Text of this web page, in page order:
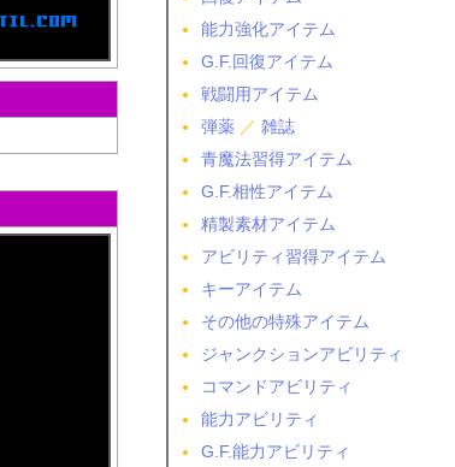
能力強化アイテム
G.F.回復アイテム
戦闘用アイテム
弾薬 ／ 雑誌
青魔法習得アイテム
G.F.相性アイテム
精製素材アイテム
アビリティ習得アイテム
キーアイテム
その他の特殊アイテム
ジャンクションアビリティ
コマンドアビリティ
能力アビリティ
G.F.能力アビリティ